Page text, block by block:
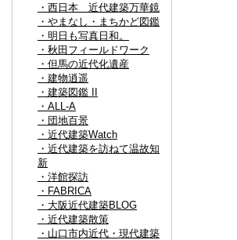
・西日本 近代建築万華鏡
・やまなし・まちかど図鑑
・明日も写真日和。
・秋田フィールドワーク
・但馬の近代化遺産
・建物逍遥
・建築図鑑 II
・ALL-A
・団地百景
・近代建築Watch
・近代建築を訪ねて温故知
新
・洋館探訪
・FABRICA
・大阪近代建築BLOG
・近代建築散策
・山口市内近代・現代建築